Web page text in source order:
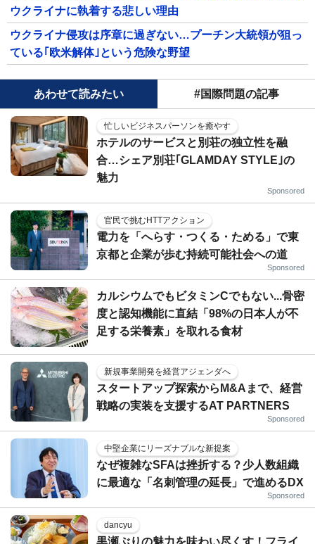
ウクライナに執着する悲しい理由
ウクライナ侵攻は序章に過ぎない…プーチン大統領が狙っ
ている｢欧米解体｣という危険な野望
あわせて読みたい #国際問題の記事
忙しいビジネスパーソンを癒やす
ホテルのサービスと別荘の独立性を融
合…シェア別荘｢GLAMDAY STYLE｣の
魅力
Sponsored
官民で挑むHTTアクション
電力を「へらす・つくる・ためる」で東
京都と企業が歩む持続可能社会への道
Sponsored
カルシウムでもビタミンCでもない...骨密
度と認知機能に直結「98%の日本人が不
足する栄養素」を取れる食材
新規事業開発を経営アジェンダへ
スタートアップ探索からM&Aまで、経営
戦略の実装を支援するAT PARTNERS
Sponsored
中堅企業にリーズナブルな新提案
なぜ複雑なSFAは挫折する？少人数組織
に最適な「名刺管理の延長」で進めるDX
Sponsored
dancyu
黒瀬ぶりの魅力を味わい尽くす！フライ